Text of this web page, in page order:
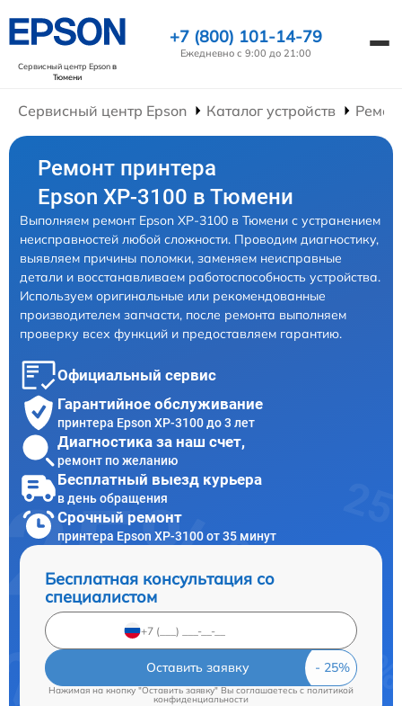
Сервисный центр Epsonв
Тюмени
+7 (800) 101-14-79
Ежедневно с 9:00 до 21:00
Сервисный центр Epson Каталог устройств
Ремонт принтера
Epson XP-3100 в Тюмени
Выполняем ремонт Epson XP-3100 в Тюмени с устранением
неисправностей любой сложности. Проводим диагностику,
выявляем причины поломки, заменяем неисправные
детали и восстанавливаем работоспособность устройства.
Используем оригинальные или рекомендованные
производителем запчасти, после ремонта выполняем
проверку всех функций и предоставляем гарантию.
Официальный сервис
Гарантийное обслуживание
принтера Epson XP-3100 до 3 лет
Диагностика за наш счет,
ремонт по желанию
Бесплатный выезд курьера
в день обращения
Срочный ремонт
принтера Epson XP-3100 от 35 минут
Бесплатная консультация со
специалистом
Оставить заявку
Нажимая на кнопку "Оставить заявку" Вы соглашаетесь cполитикой
конфиденциальности